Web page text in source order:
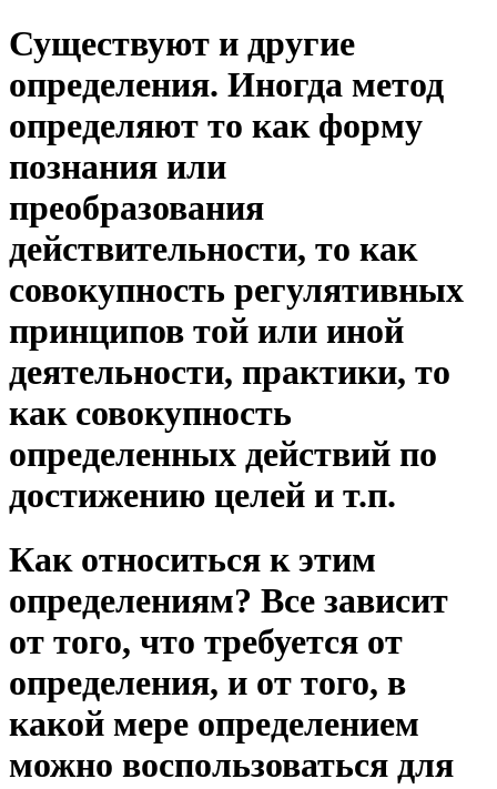
Существуют и другие
определения. Иногда метод
определяют то как форму
познания или
преобразования
действительности, то как
совокупность регулятивных
принципов той или иной
деятельности, практики, то
как совокупность
определенных действий по
достижению целей и т.п.
Как относиться к этим
определениям? Все зависит
от того, что требуется от
определения, и от того, в
какой мере определением
можно воспользоваться для